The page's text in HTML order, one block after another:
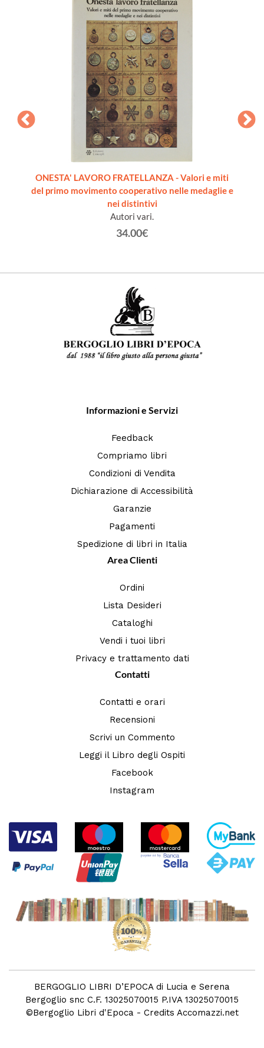
ONESTA' LAVORO FRATELLANZA - Valori e miti
del primo movimento cooperativo nelle medaglie e
nei distintivi
Autori vari.
34.00€
Informazioni e Servizi
Feedback
Compriamo libri
Condizioni di Vendita
Dichiarazione di Accessibilità
Garanzie
Pagamenti
Spedizione di libri in Italia
Area Clienti
Ordini
Lista Desideri
Cataloghi
Vendi i tuoi libri
Privacy e trattamento dati
Contatti
Contatti e orari
Recensioni
Scrivi un Commento
Leggi il Libro degli Ospiti
Facebook
Instagram
BERGOGLIO LIBRI D’EPOCA di Lucia e Serena
Bergoglio snc C.F. 13025070015 P.IVA 13025070015
©Bergoglio Libri d'Epoca - Credits Accomazzi.net